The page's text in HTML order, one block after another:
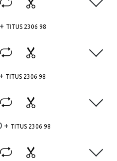
Open
TITUS 2306 98
Open
TITUS 2306 98
Open
+ TITUS 2306 98
Open